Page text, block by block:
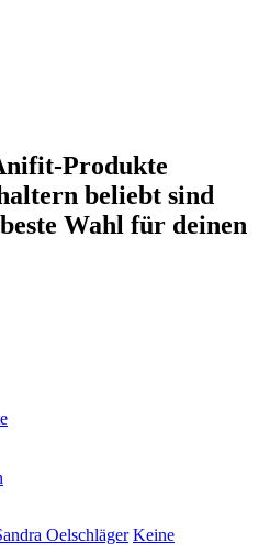
Produkte
beliebt sind
Wahl für deinen
Oelschläger Keine